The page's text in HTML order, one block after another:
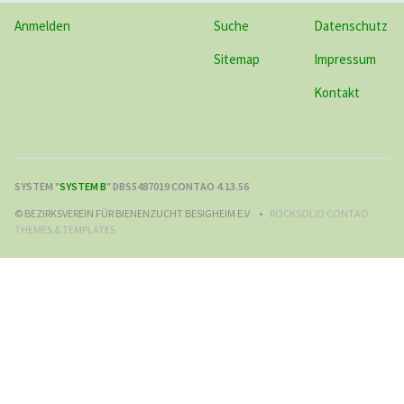
Anmelden
Suche
Sitemap
Datenschutz
Impressum
Kontakt
SYSTEM "SYSTEM B" DBS5487019 CONTAO 4.13.56
© BEZIRKSVEREIN FÜR BIENENZUCHT BESIGHEIM E.V
ROCKSOLID CONTAO
THEMES & TEMPLATES